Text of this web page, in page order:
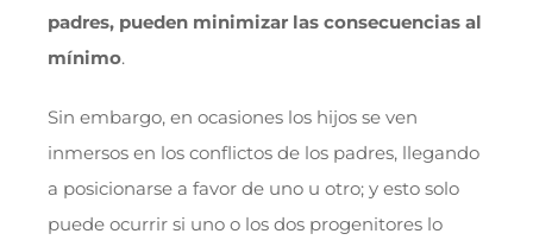
padres, pueden minimizar las consecuencias al
mínimo.
Sin embargo, en ocasiones los hijos se ven
inmersos en los conflictos de los padres, llegando
a posicionarse a favor de uno u otro; y esto solo
puede ocurrir si uno o los dos progenitores lo